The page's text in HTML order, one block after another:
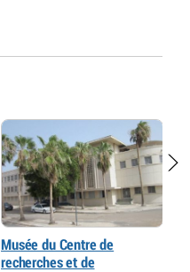
Musée du Centre de
recherches et de